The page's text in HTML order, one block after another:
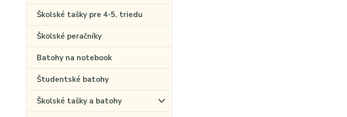
Školské tašky pre 4-5. triedu
Školské peračníky
Batohy na notebook
Študentské batohy
Školské tašky a batohy